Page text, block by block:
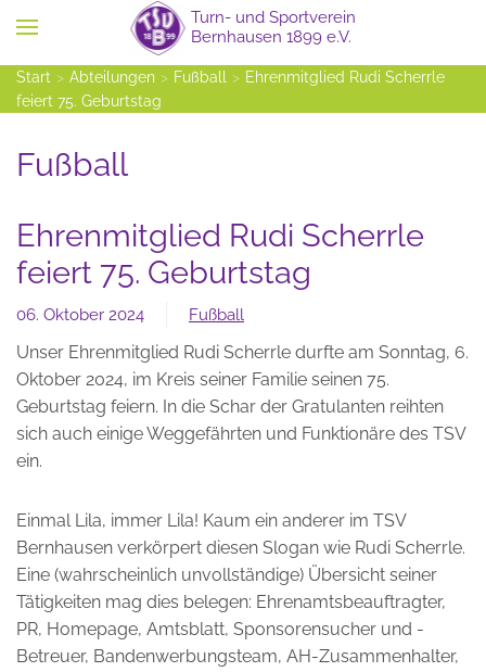
Zum Hauptinhalt springen
Start Abteilungen Fußball
Ehrenmitglied Rudi Scherrle
feiert 75. Geburtstag
Fußball
Ehrenmitglied Rudi Scherrle
feiert 75. Geburtstag
06. Oktober 2024 Fußball
Unser Ehrenmitglied Rudi Scherrle durfte am Sonntag, 6.
Oktober 2024, im Kreis seiner Familie seinen 75.
Geburtstag feiern. In die Schar der Gratulanten reihten
sich auch einige Weggefährten und Funktionäre des TSV
ein.
Einmal Lila, immer Lila! Kaum ein anderer im TSV
Bernhausen verkörpert diesen Slogan wie Rudi Scherrle.
Eine (wahrscheinlich unvollständige) Übersicht seiner
Tätigkeiten mag dies belegen: Ehrenamtsbeauftragter,
PR, Homepage, Amtsblatt, Sponsorensucher und -
Betreuer, Bandenwerbungsteam, AH-Zusammenhalter,